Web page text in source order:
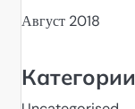
Август 2018
Категории